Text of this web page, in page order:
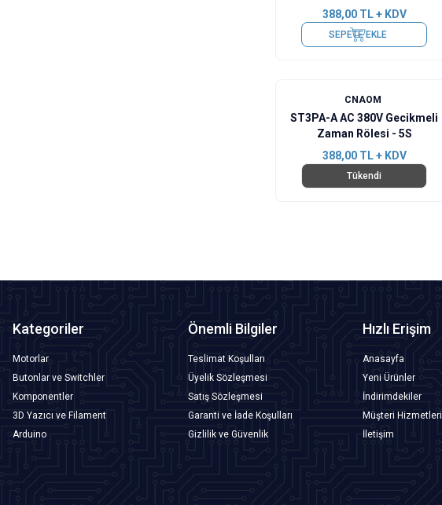
10S
388,00TL + KDV
SEPETE EKLE
CNAOM
ST3PA-A AC 380V Gecikmeli
Zaman Rölesi - 5S
388,00TL + KDV
Tükendi
Kategoriler
Motorlar
Butonlar ve Switchler
Komponentler
3D Yazıcı ve Filament
Arduino
Önemli Bilgiler
Teslimat Koşulları
Üyelik Sözleşmesi
Satış Sözleşmesi
Garanti ve İade Koşulları
Gizlilik ve Güvenlik
Hızlı Erişim
Anasayfa
Yeni Ürünler
İndirimdekiler
Müşteri Hizmetleri
İletişim